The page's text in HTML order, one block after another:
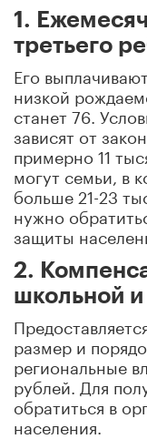
1.
третьего
Его
низкой
станет 76.
зависят от
примерно 11
могут семьи, в
больше 21-23
нужно
защиты
2.
школьной
размер и
региональные
рублей. Для
обратиться в
населения.